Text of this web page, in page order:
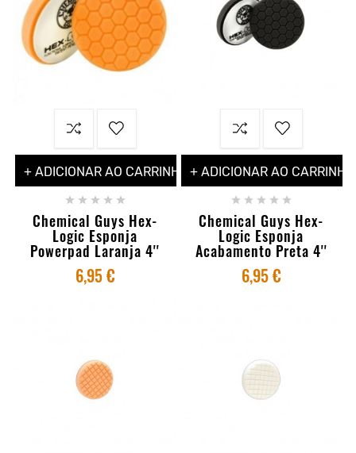
+ ADICIONAR AO CARRINHO
    
Chemical Guys Hex-
Logic Esponja
Powerpad Laranja 4''
6,95 €
+ ADICIONAR AO CARRINHO
    
Chemical Guys Hex-
Logic Esponja
Acabamento Preta 4''
6,95 €